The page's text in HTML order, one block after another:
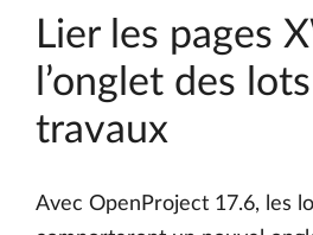
Lier les pages
l’onglet des
travaux
Avec OpenProject 17.6, les